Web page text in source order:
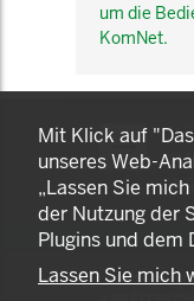
um die
KomNet.
© 2025
Mit Klick auf
unseres Web-
„Lassen Sie
der Nutzung der
Plugins und dem
Lassen Sie mich